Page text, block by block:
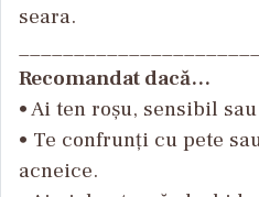
seara.
Recomandat dacă…
• Ai ten roșu, sensibil
• Te confrunți cu pete
acneice.